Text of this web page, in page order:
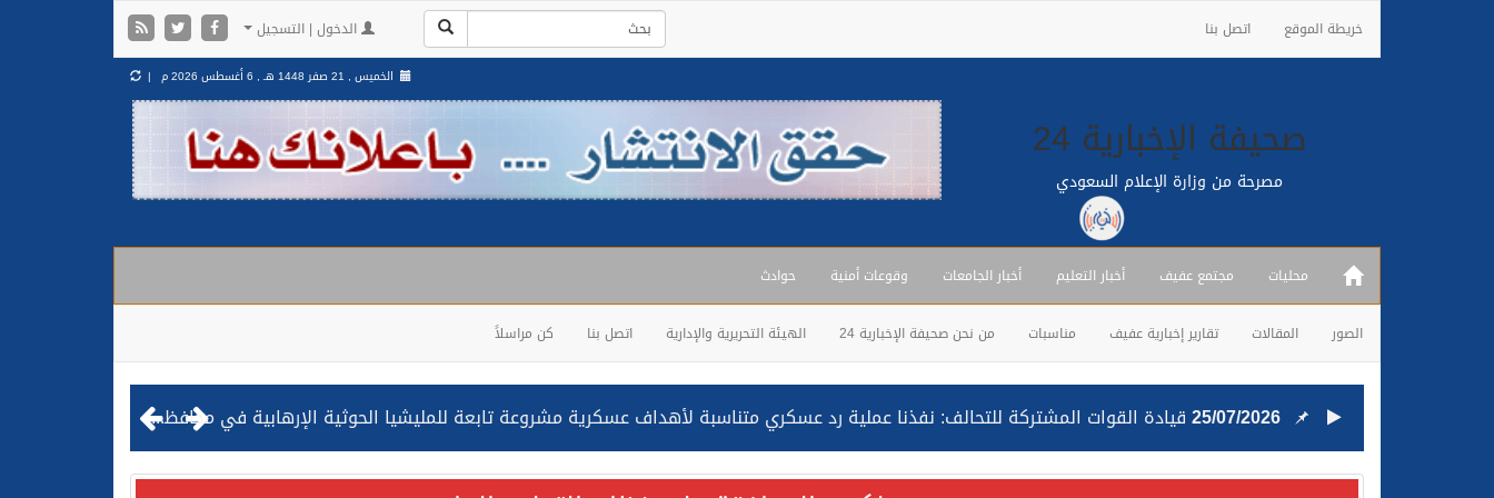
خريطة الموقع اتصل بنا الدخول | التسجيل
صحيفة الإخبارية 24
مصرحة من وزارة الإعلام السعودي
الخميس , 21 صفر 1448 هـ , 6 أغسطس 2026 م |
محليات مجتمع عفيف أخبار التعليم أخبار الجامعات وقوعات أمنية حوادث
الصور المقالات تقارير إخبارية عفيف مناسبات من نحن صحيفة الإخبارية 24 الهيئة التحريرية والإدارية اتصل بنا كن مراسلاً
25/07/2026 قيادة القوات المشتركة للتحالف: نفذنا عملية رد عسكري متناسبة لأهداف عسكرية مشروعة تابعة للمليشيا الحوثية الإرهابية في محافظة الحديدة
24/07/2026مصدر مسؤول بالهيئة العامة للنقل: استهداف السفينة السعودية NCC MASA خلال إبحارها في البحر الأحمر نتج عنه إصابة طفيفة في بدنها